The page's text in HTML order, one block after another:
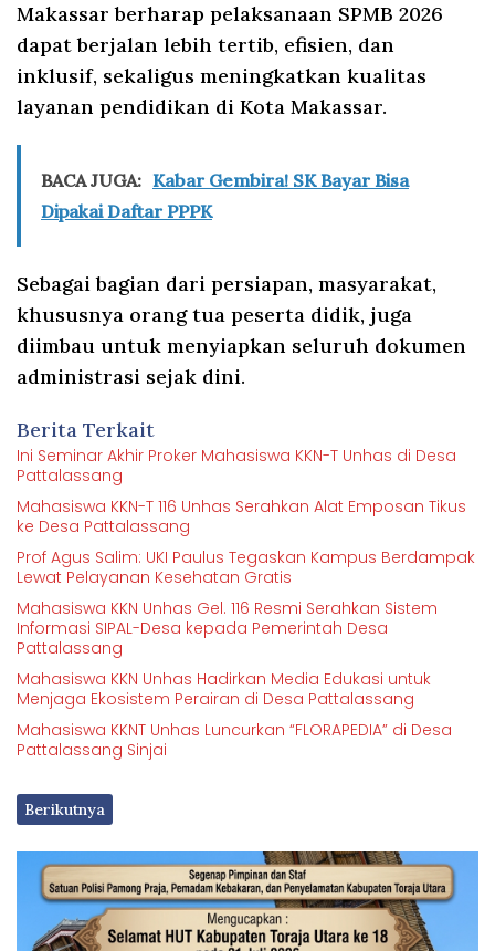
Makassar berharap pelaksanaan SPMB 2026
dapat berjalan lebih tertib, efisien, dan
inklusif, sekaligus meningkatkan kualitas
layanan pendidikan di Kota Makassar.
BACA JUGA: Kabar Gembira! SK Bayar Bisa
Dipakai Daftar PPPK
Sebagai bagian dari persiapan, masyarakat,
khususnya orang tua peserta didik, juga
diimbau untuk menyiapkan seluruh dokumen
administrasi sejak dini.
Berita Terkait
Ini Seminar Akhir Proker Mahasiswa KKN-T Unhas di Desa
Pattalassang
Mahasiswa KKN-T 116 Unhas Serahkan Alat Emposan Tikus
ke Desa Pattalassang
Prof Agus Salim: UKI Paulus Tegaskan Kampus Berdampak
Lewat Pelayanan Kesehatan Gratis
Mahasiswa KKN Unhas Gel. 116 Resmi Serahkan Sistem
Informasi SIPAL-Desa kepada Pemerintah Desa
Pattalassang
Mahasiswa KKN Unhas Hadirkan Media Edukasi untuk
Menjaga Ekosistem Perairan di Desa Pattalassang
Mahasiswa KKNT Unhas Luncurkan “FLORAPEDIA” di Desa
Pattalassang Sinjai
Berikutnya